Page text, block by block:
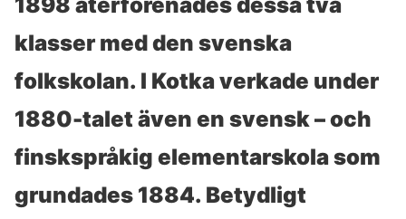
klasser med den svenska
folkskolan. I Kotka verkade under
1880-talet även en svensk – och
finskspråkig elementarskola som
grundades 1884. Betydligt